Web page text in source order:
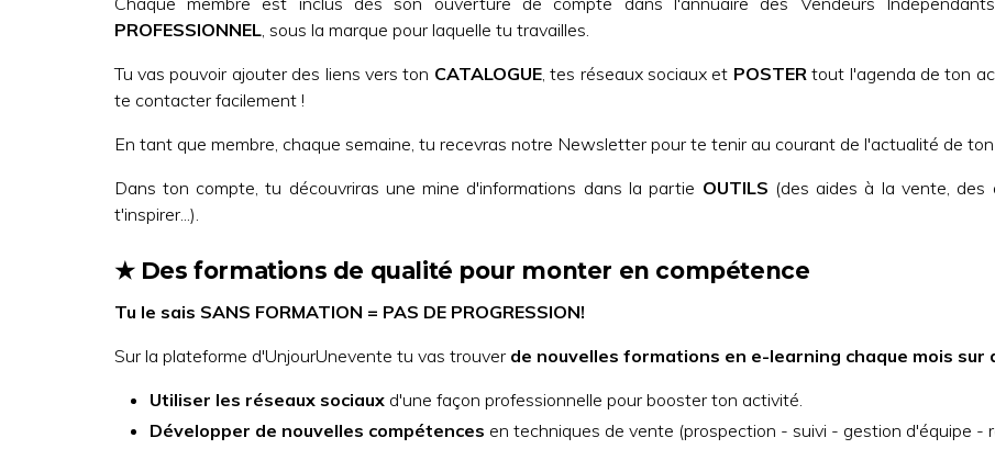
PROFESSIONNEL, sous la marque pour laquelle tu travailles.
Tu vas pouvoir ajouter des liens vers ton CATALOGUE, tes réseaux sociaux et POSTERtout l'agenda de ton
te contacter facilement !
En tant que membre, chaque semaine, tu recevras notre Newsletter pour te tenir au courant de l'actualité de
Dans ton compte, tu découvriras une mine d'informations dans la partie OUTILS (des aides à la vente,
t'inspirer...).
★ Des formations de qualité pour monter en compétence
Tu le sais SANS FORMATION = PAS DE PROGRESSION!
Sur la plateforme d'UnjourUnevente tu vas trouverde nouvelles formations en e-learning chaque mois
Utiliser les réseaux sociauxd'une façon professionnelle pour booster ton activité.
Développer de nouvelles compétences en techniques de vente (prospection - suivi - gestion d'équipe -